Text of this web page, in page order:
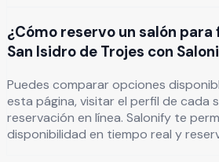
¿Cómo reservo un salón
San Isidro de Trojes con
Puedes comparar opciones
esta página, visitar el perfil de cada
reservación en línea. Salonify te
disponibilidad en tiempo real y